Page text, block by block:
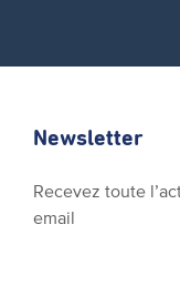
Newsletter
Recevez toute
email